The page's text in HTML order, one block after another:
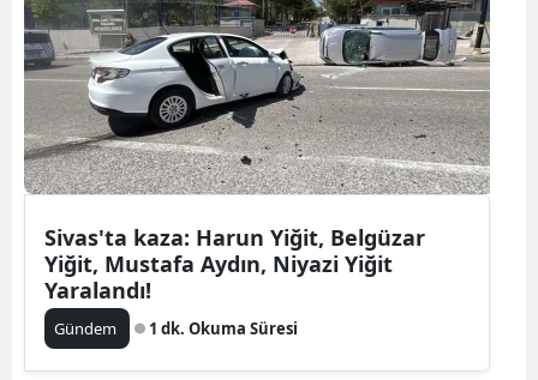
Sivas'ta kaza: Harun Yiğit, Belgüzar
Yiğit, Mustafa Aydın, Niyazi Yiğit
Yaralandı!
Gündem 1 dk. Okuma Süresi